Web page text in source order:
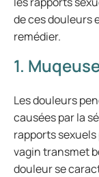
de ces douleurs
remédier.
1.
Les douleurs
causées par la
rapports
vagin transmet
douleur se